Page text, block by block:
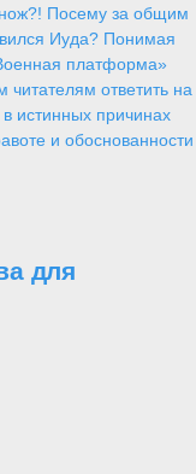
нож?! Посему за общим
Иуда? Понимая
платформа»
ответить на
истинных причинах
и обоснованности
для